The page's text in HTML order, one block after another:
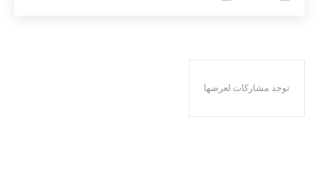
توجد مشاركات لعرضها